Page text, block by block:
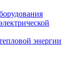
энергии